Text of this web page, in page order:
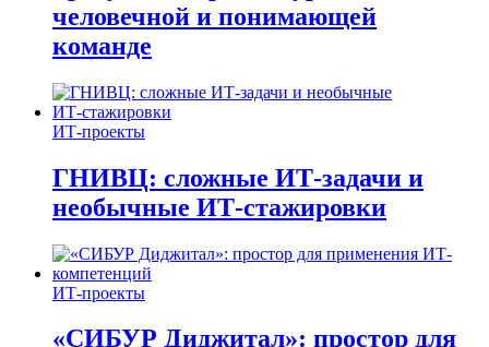
человечной и понимающей
команде
ИТ-проекты
ГНИВЦ: сложные ИТ‑задачи и
необычные ИТ‑стажировки
ИТ-проекты
«СИБУР Диджитал»: простор для